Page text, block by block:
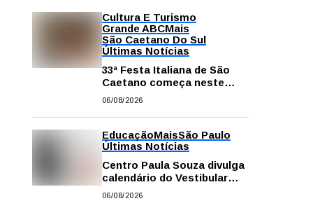
Cultura E Turismo
Grande ABCMais
São Caetano Do Sul
Últimas Notícias
33ª Festa Italiana de São
Caetano começa neste
sábado com mais barracas
e atrações
06/08/2026
EducaçãoMaisSão Paulo
Últimas Notícias
Centro Paula Souza divulga
calendário do Vestibular
das Fatecs para o primeiro
06/08/2026